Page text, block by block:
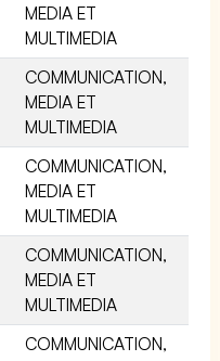
MEDIA ET
MULTIMEDIA
COMMUNICATION,
MEDIA ET
MULTIMEDIA
COMMUNICATION,
MEDIA ET
MULTIMEDIA
COMMUNICATION,
MEDIA ET
MULTIMEDIA
COMMUNICATION,